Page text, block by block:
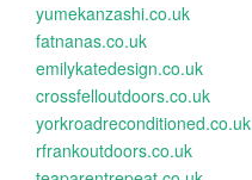
yumekanzashi.co.uk
fatnanas.co.uk
emilykatedesign.co.uk
crossfelloutdoors.co.uk
yorkroadreconditioned.co.uk
rfrankoutdoors.co.uk